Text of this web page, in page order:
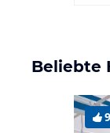
Beliebte